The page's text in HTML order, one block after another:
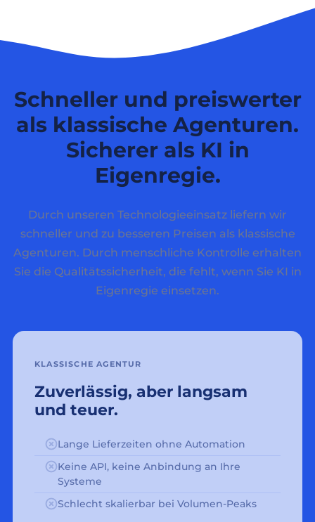
Schneller und preiswerter
als klassische Agenturen.
Sicherer als KI in
Eigenregie.
Durch unseren Technologieeinsatz liefern wir
schneller und zu besseren Preisen als klassische
Agenturen. Durch menschliche Kontrolle erhalten
Sie die Qualitätssicherheit, die fehlt, wenn Sie KI in
Eigenregie einsetzen.
KLASSISCHE AGENTUR
Zuverlässig, aber langsam
und teuer.
Lange Lieferzeiten ohne Automation
Keine API, keine Anbindung an Ihre
Systeme
Schlecht skalierbar bei Volumen-Peaks